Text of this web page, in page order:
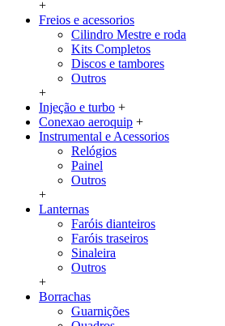
+
Freios e acessorios
Cilindro Mestre e roda
Kits Completos
Discos e tambores
Outros
+
Injeção e turbo +
Conexao aeroquip +
Instrumental e Acessorios
Relógios
Painel
Outros
+
Lanternas
Faróis dianteiros
Faróis traseiros
Sinaleira
Outros
+
Borrachas
Guarnições